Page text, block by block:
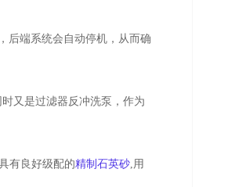
后端系统会自动停机，从而确
又是过滤器反冲洗泵，作为
有良好级配的精制石英砂 用